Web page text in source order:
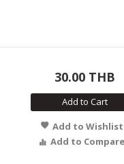
30.00 THB
Add to Cart
Add to Wishlist
Add to Compare